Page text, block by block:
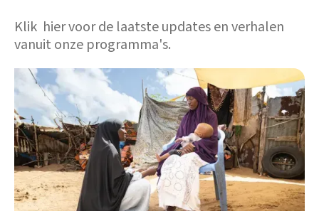
Klik hier voor de laatste updates en verhalen
vanuit onze programma's.